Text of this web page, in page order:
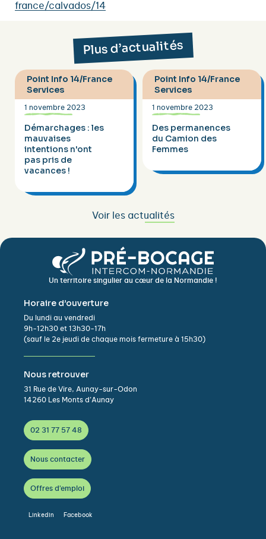
france/calvados/14
Plus d’actualités
Point Info 14/France
Services
1 novembre 2023
Démarchages : les
mauvaises
intentions n'ont
pas pris de
vacances !
Point Info 14/France
Services
1 novembre 2023
Des permanences
du Camion des
Femmes
Voir les actualités
Un territoire singulier au cœur de la Normandie !
Horaire d’ouverture
Du lundi au vendredi
9h-12h30 et 13h30-17h
(sauf le 2e jeudi de chaque mois fermeture à 15h30)
Nous retrouver
31 Rue de Vire, Aunay-sur-Odon
14260 Les Monts d’Aunay
02 31 77 57 48
Nous contacter
Offres d'emploi
Linkedin Facebook